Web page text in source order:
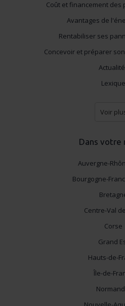
Coût et financement des
Avantages de
Rentabiliser ses
Concevoir et préparer
Lexique
Voir
Dans votre
Auvergne-
Bourgogne-
Centre-Val
Corse
Grand
Hauts-de-
Île-de-